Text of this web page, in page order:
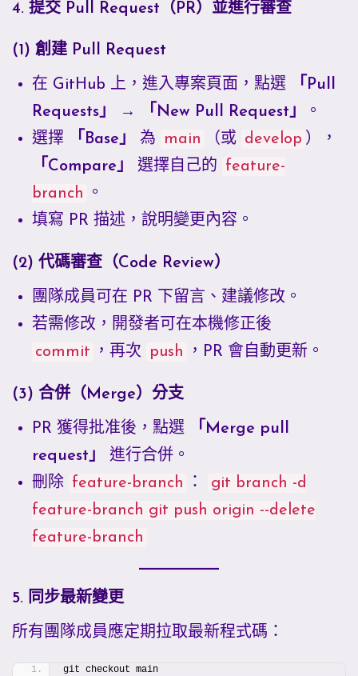
4. 提交 Pull Request（PR）並進行審查
(1) 創建 Pull Request
在 GitHub 上，進入專案頁面，點選
「Pull
Requests」
→ 「New Pull Request」
。
選擇
「Base」 為 main （或 develop ），
「Compare」
選擇自己的 feature-
branch
。
填寫 PR 描述，說明變更內容。
(2) 代碼審查（Code Review）
團隊成員可在 PR 下留言、建議修改。
若需修改，開發者可在本機修正後
commit
，再次 push ，PR 會自動更新。
(3) 合併（Merge）分支
PR 獲得批准後，點選
「Merge pull
request」
進行合併。
刪除 feature-branch ：
git branch -d
feature-branch git push origin --delete
feature-branch
5. 同步最新變更
所有團隊成員應定期拉取最新程式碼：
git checkout main